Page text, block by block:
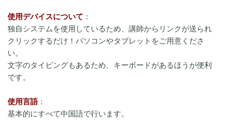
使用デバイスについて ：
独自システムを使用しているため、講師からリンクが送られ
クリックするだけ！パソコンやタブレットをご用意くださ
い。
文字のタイピングもあるため、キーボードがあるほうが便利
です。
使用言語：
基本的にすべて中国語で行います。